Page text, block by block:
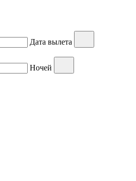
Дата вылета
Ночей